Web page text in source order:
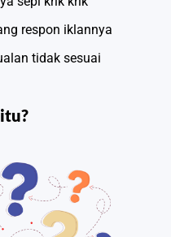
respon iklannya
tidak sesuai